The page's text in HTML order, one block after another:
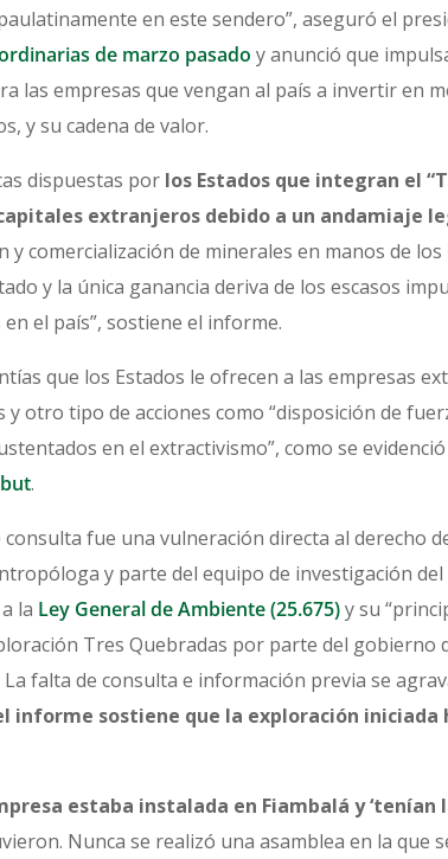
en este sendero”, aseguró el
de marzo pasado y anunció que
empresas que vengan al país a invertir en
y su cadena de valor.
dispuestas por los Estados que integran el
extranjeros debido a un andamiaje
comercialización de minerales en manos de los
y la única ganancia deriva de los escasos
el país”, sostiene el informe.
que los Estados le ofrecen a las empresas
otro tipo de acciones como “disposición de
en el extractivismo”, como se
.
consulta fue una vulneración directa al derecho
y parte del equipo de investigación del
la Ley General de Ambiente (25.675)y su
Tres Quebradas por parte del gobierno
falta de consulta e información previa se
informe sostiene que la exploración iniciada
estaba instalada en Fiambalá y ‘tenían
Nunca se realizó una asamblea en la que